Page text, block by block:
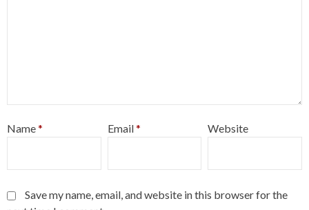
Name* Email* Website
Save my name, email, and website in this browser for the